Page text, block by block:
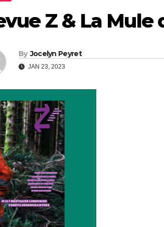
Z & La Mule
By Jocelyn Peyret
JAN 23, 2023